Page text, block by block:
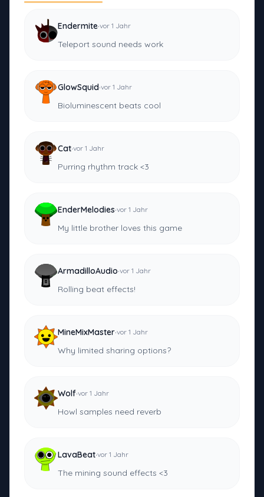
Endermite·vor 1 Jahr
Teleport sound needs work
GlowSquid·vor 1 Jahr
Bioluminescent beats cool
Cat·vor 1 Jahr
Purring rhythm track <3
EnderMelodies·vor 1 Jahr
My little brother loves this game
ArmadilloAudio·vor 1 Jahr
Rolling beat effects!
MineMixMaster·vor 1 Jahr
Why limited sharing options?
Wolf·vor 1 Jahr
Howl samples need reverb
LavaBeat·vor 1 Jahr
The mining sound effects <3